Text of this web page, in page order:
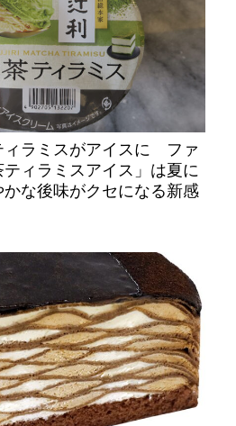
ィラミスがアイスに ファ
ティラミスアイス」は夏に
な後味がクセになる新感